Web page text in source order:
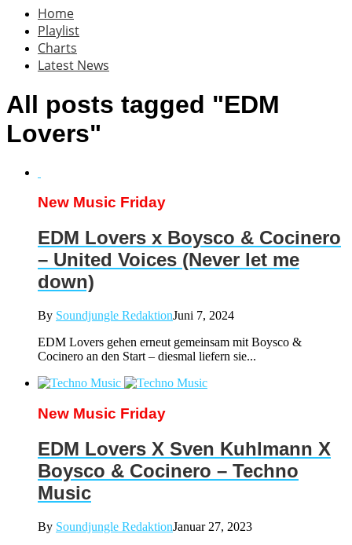
Home
Playlist
Charts
Latest News
All posts tagged "EDM
Lovers"
New Music Friday
EDM Lovers x Boysco & Cocinero
– United Voices (Never let me
down)
By Soundjungle RedaktionJuni 7, 2024
EDM Lovers gehen erneut gemeinsam mit Boysco &
Cocinero an den Start – diesmal liefern sie...
New Music Friday
EDM Lovers X Sven Kuhlmann X
Boysco & Cocinero – Techno
Music
By Soundjungle RedaktionJanuar 27, 2023